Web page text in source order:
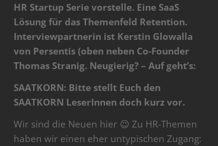
HR Startup Serie vorstelle. Eine SaaS
Lösung für das Themenfeld Retention.
Interviewpartnerin ist Kerstin Glowalla
von Persentis (oben neben Co-Founder
Thomas Stranig. Neugierig? – Auf geht’s:
SAATKORN: Bitte stellt Euch den
SAATKORN LeserInnen doch kurz vor.
Wir sind die Neuen hier 😉 Zu HR-Themen
haben wir einen eher untypischen Zugang: